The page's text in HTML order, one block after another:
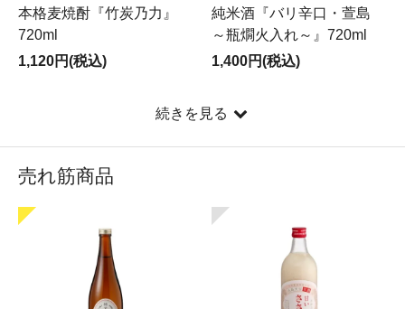
本格麦焼酎『竹炭乃力』
720ml
1,120円(税込)
純米酒『バリ辛口・萱島
～瓶燗火入れ～』720ml
1,400円(税込)
続きを見る
売れ筋商品